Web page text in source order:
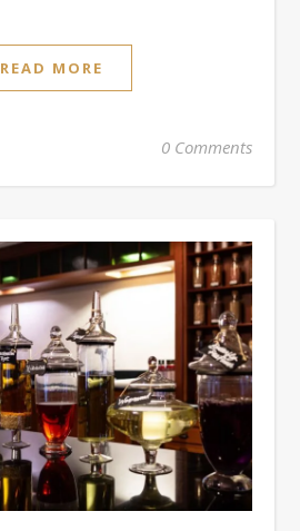
READ MORE
0 Comments